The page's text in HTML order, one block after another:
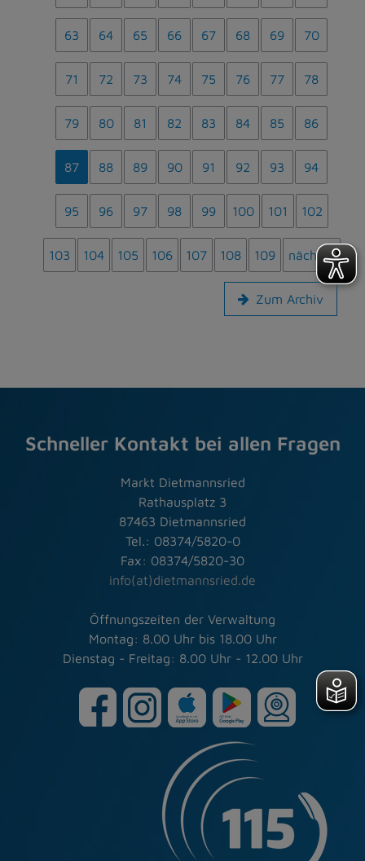
63 64 65 66 67 68 69 70
71 72 73 74 75 76 77 78
79 80 81 82 83 84 85 86
87 88 89 90 91 92 93 94
95 96 97 98 99 100 101 102
103 104 105 106 107 108 109 nächste
Zum Archiv
Schneller Kontakt bei allen Fragen
Markt Dietmannsried
Rathausplatz 3
87463 Dietmannsried
Tel.: 08374/5820-0
Fax: 08374/5820-30
info(at)dietmannsried.de
Öffnungszeiten der Verwaltung
Montag: 8.00 Uhr bis 18.00 Uhr
Dienstag - Freitag: 8.00 Uhr - 12.00 Uhr